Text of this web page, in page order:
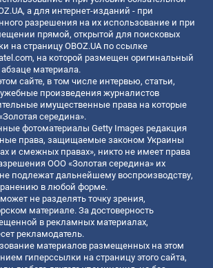
а для интернет-изданий - при
разрешения на их использование и при
прямой, открытой для поисковых
на страницу OBOZ.UA по ссылке
, на которой размещен оригинальный
материала.
сайте, в том числе интервью, статьи,
произведения журналистов
имущественные права на которые
середина».
фотоматериалы Getty Images редакция
права, защищаемые законом Украины
и смежных правах», никто не имеет права
ООО «Золотая середина» их
подлежат дальнейшему воспроизводству,
в любой форме.
не разделять точку зрения,
материале. За достоверность
в рекламных материалах,
рекламодатель.
материалов размещенных на этом
гиперссылки на страницу этого сайта,